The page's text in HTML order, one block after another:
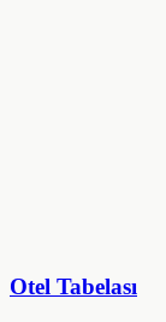
Otel Tabelası